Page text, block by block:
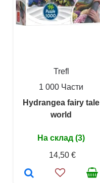
Trefl
1 000 Части
Hydrangea fairy tale
world
На склад (3)
14,50 €